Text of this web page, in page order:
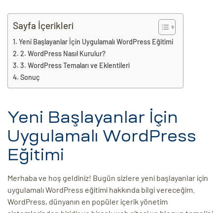
Aday
Sayfa İçerikleri
Yeni Başlayanlar İçin Uygulamalı WordPress Eğitimi
2. WordPress Nasıl Kurulur?
3. WordPress Temaları ve Eklentileri
Sonuç
Yeni Başlayanlar İçin
Uygulamalı WordPress
Eğitimi
Merhaba ve hoş geldiniz! Bugün sizlere yeni başlayanlar için
uygulamalı WordPress eğitimi hakkında bilgi vereceğim.
WordPress, dünyanın en popüler içerik yönetim